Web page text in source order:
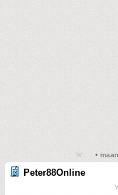
•
Peter88Online